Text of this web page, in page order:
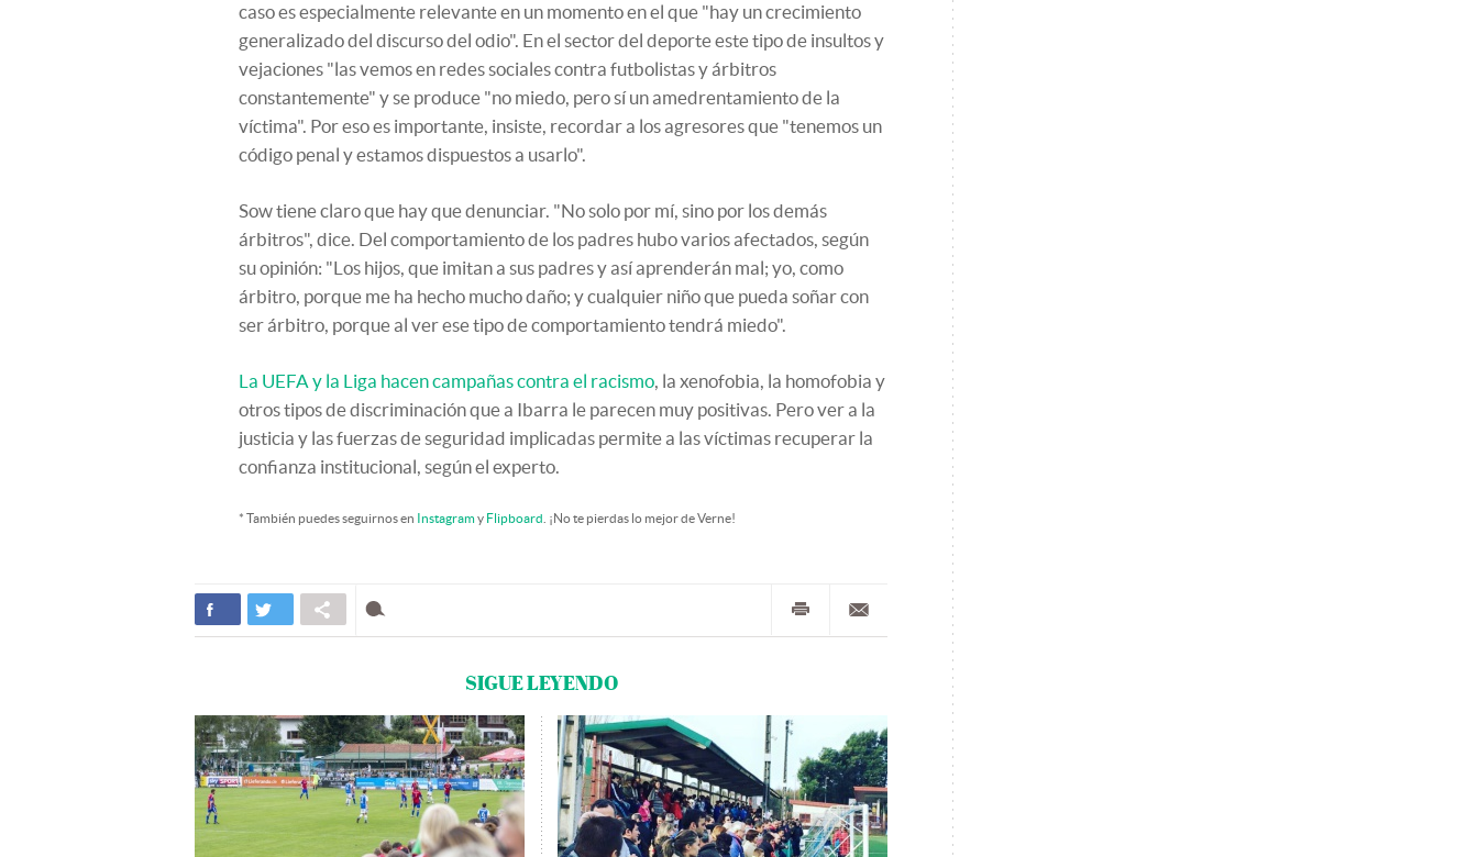
caso es especialmente relevante en un momento en el que "hay un crecimiento
generalizado del discurso del odio". En el sector del deporte este tipo de insultos y
vejaciones "las vemos en redes sociales contra futbolistas y árbitros
constantemente" y se produce "no miedo, pero sí un amedrentamiento de la
víctima". Por eso es importante, insiste, recordar a los agresores que "tenemos un
código penal y estamos dispuestos a usarlo".
Sow tiene claro que hay que denunciar. "No solo por mí, sino por los demás
árbitros", dice. Del comportamiento de los padres hubo varios afectados, según
su opinión: "Los hijos, que imitan a sus padres y así aprenderán mal; yo, como
árbitro, porque me ha hecho mucho daño; y cualquier niño que pueda soñar con
ser árbitro, porque al ver ese tipo de comportamiento tendrá miedo".
La UEFA y la Liga hacen campañas contra el racismo, la xenofobia, la homofobia y
otros tipos de discriminación que a Ibarra le parecen muy positivas. Pero ver a la
justicia y las fuerzas de seguridad implicadas permite a las víctimas recuperar la
confianza institucional, según el experto.
* También puedes seguirnos en Instagramy Flipboard . ¡No te pierdas lo mejor de Verne!
SIGUE LEYENDO